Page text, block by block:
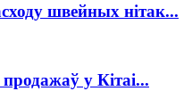
швейных нітак...
у Кітаі...